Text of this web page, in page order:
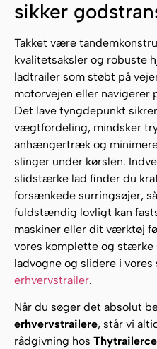
sikker
Takket være
kvalitetsaksler og robuste
ladtrailer som støbt på
motorvejen eller navigerer
Det lave tyngdepunkt
vægtfordeling, mindsker
anhængertræk og
slinger under kørslen.
slidstærke lad finder du
forsænkede surringsøjer,
fuldstændig lovligt kan
maskiner eller dit værktøj
vores komplette og stærke
ladvogne og slidere i
erhvervstrailer.
Når du søger det absolut
erhvervstrailere, står vi
rådgivning hos